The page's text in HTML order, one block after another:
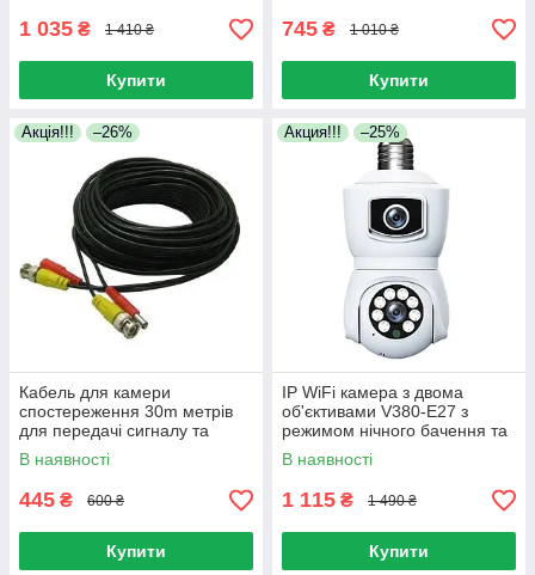
1 035 ₴ 1 410 ₴
Купити
745 ₴ 1 010 ₴
Купити
Акція!!! –26%
Кабель для камери
спостереження 30m метрів
для передачі сигналу та
подачі живлення
В наявності
445 ₴ 600 ₴
Купити
Акция!!! –25%
IP WiFi камера з двома
об'єктивами V380-E27 з
режимом нічного бачення та
віддаленим доступом
В наявності
1 115 ₴ 1 490 ₴
Купити